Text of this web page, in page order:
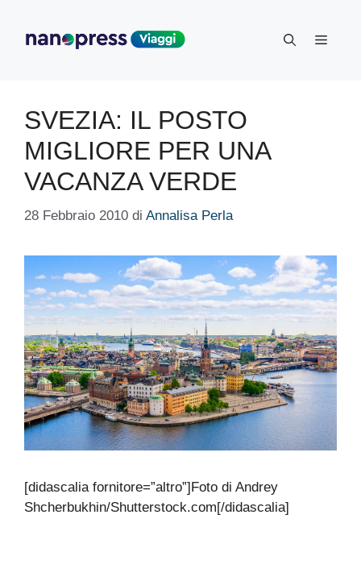
contenuto
Menu
SVEZIA: IL POSTO
MIGLIORE PER UNA
VACANZA VERDE
28 Febbraio 2010 di Annalisa Perla
[didascalia fornitore=”altro”]Foto di Andrey
Shcherbukhin/Shutterstock.com[/didascalia]